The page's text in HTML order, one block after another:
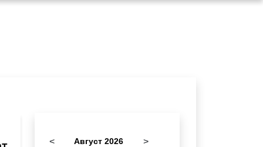
< Август 2026 >